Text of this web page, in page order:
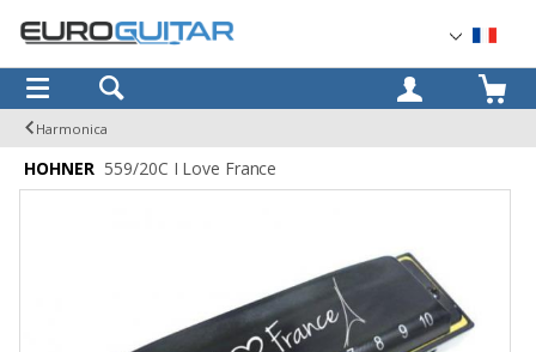
OK
Harmonica
HOHNER 559/20C I Love France